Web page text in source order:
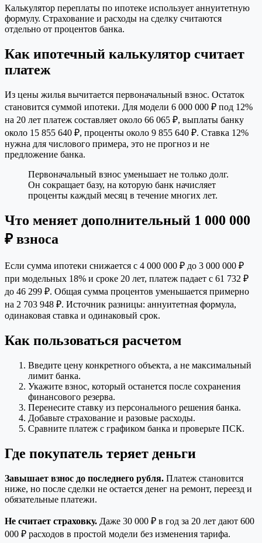
Калькулятор переплаты по ипотеке использует аннуитетную
формулу. Страхование и расходы на сделку считаются
отдельно от процентов банка.
Как ипотечный калькулятор считает
платеж
Из цены жилья вычитается первоначальный взнос. Остаток
становится суммой ипотеки. Для модели 6 000 000 ₽ под 12%
на 20 лет платеж составляет около 66 065 ₽, выплаты банку
около 15 855 640 ₽, проценты около 9 855 640 ₽. Ставка 12%
нужна для числового примера, это не прогноз и не
предложение банка.
Первоначальный взнос уменьшает не только долг.
Он сокращает базу, на которую банк начисляет
проценты каждый месяц в течение многих лет.
Что меняет дополнительный 1 000 000
₽ взноса
Если сумма ипотеки снижается с 4 000 000 ₽ до 3 000 000 ₽
при модельных 18% и сроке 20 лет, платеж падает с 61 732 ₽
до 46 299 ₽. Общая сумма процентов уменьшается примерно
на 2 703 948 ₽. Источник разницы: аннуитетная формула,
одинаковая ставка и одинаковый срок.
Как пользоваться расчетом
Введите цену конкретного объекта, а не максимальный
лимит банка.
Укажите взнос, который останется после сохранения
финансового резерва.
Перенесите ставку из персонального решения банка.
Добавьте страхование и разовые расходы.
Сравните платеж с графиком банка и проверьте ПСК.
Где покупатель теряет деньги
Завышает взнос до последнего рубля. Платеж становится
ниже, но после сделки не остается денег на ремонт, переезд и
обязательные платежи.
Не считает страховку. Даже 30 000 ₽ в год за 20 лет дают 600
000 ₽ расходов в простой модели без изменения тарифа.